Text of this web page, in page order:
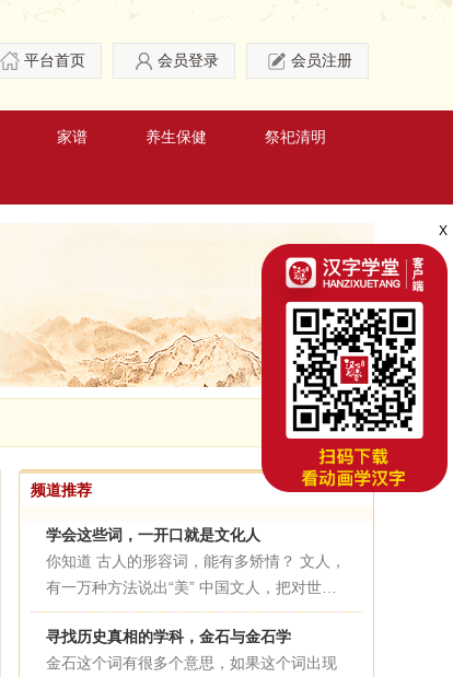
平台首页 会员登录 会员注册
X
家谱 养生保健 祭祀清明
频道推荐
学会这些词，一开口就是文化人
你知道 古人的形容词，能有多矫情？ 文人，
有一万种方法说出“美” 中国文人，把对世界
的善意和细心，用强大的文字驾驭能力，如
实展现在诗词歌赋之中。说文人“迂腐”“矫
情”的声音几千年不断，然而今日再看古人措
寻找历史真相的学科，金石与金石学
金石这个词有很多个意思，如果这个词出现